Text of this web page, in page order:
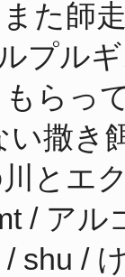
た師
プル
らっ
撒き
とエ
/ アル
/ shu /